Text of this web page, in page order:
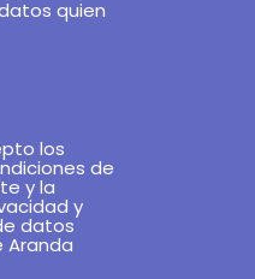
quien
los
de
y la
y
datos
Aranda